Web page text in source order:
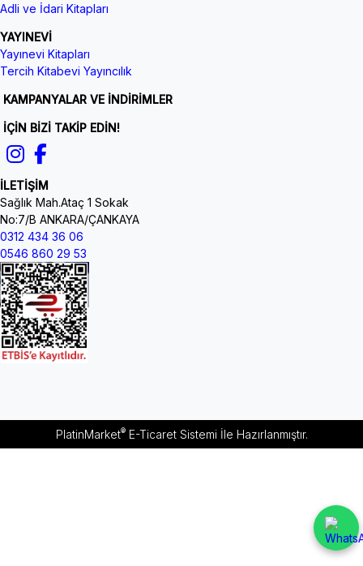
Adli ve İdari Kitapları
YAYINEVİ
Yayınevi Kitapları
Tercih Kitabevi Yayıncılık
KAMPANYALAR VE İNDİRİMLER
İÇİN BİZİ TAKİP EDİN!
İLETİŞİM
Sağlık Mah.Ataç 1 Sokak
No:7/B ANKARA/ÇANKAYA
0312 434 36 06
0546 860 29 53
PlatinMarket®E-Ticaret Sistemiİle Hazırlanmıştır.